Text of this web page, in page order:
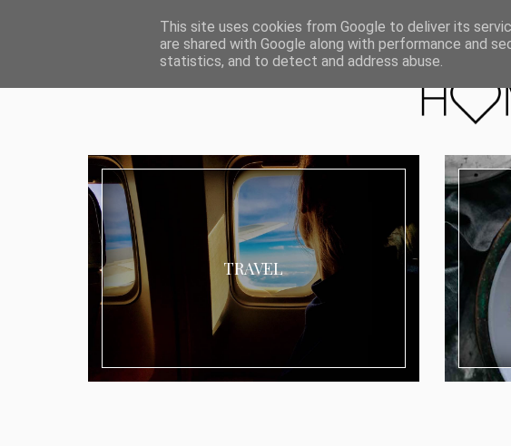
ABOUT I MEDIA & PR IMPRESSUM DATENSCHUTZ KATEGORIEN
TRAVEL
This site uses cookies from Google to deliver its
are shared with Google along with performance and
statistics, and to detect and address abuse.